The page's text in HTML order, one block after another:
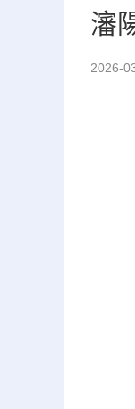
瀋
2026-